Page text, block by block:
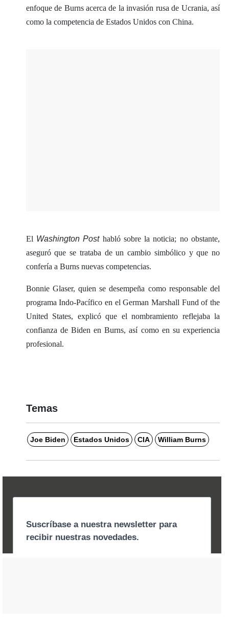
enfoque de Burns acerca de la invasión rusa de Ucrania, así
como la competencia de Estados Unidos con China.
El Washington Posthabló sobre la noticia; no obstante,
aseguró que se trataba de un cambio simbólico y que no
confería a Burns nuevas competencias.
Bonnie Glaser, quien se desempeña como responsable del
programa Indo-Pacífico en el German Marshall Fund of the
United States, explicó que el nombramiento reflejaba la
confianza de Biden en Burns, así como en su experiencia
profesional.
Temas
Joe Biden Estados Unidos CIA William Burns